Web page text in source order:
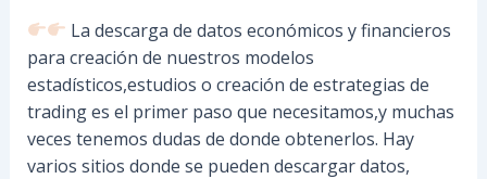
La descarga de datos económicos y financieros
para creación de nuestros modelos
estadísticos,estudios o creación de estrategias de
trading es el primer paso que necesitamos,y muchas
veces tenemos dudas de donde obtenerlos. Hay
varios sitios donde se pueden descargar datos,